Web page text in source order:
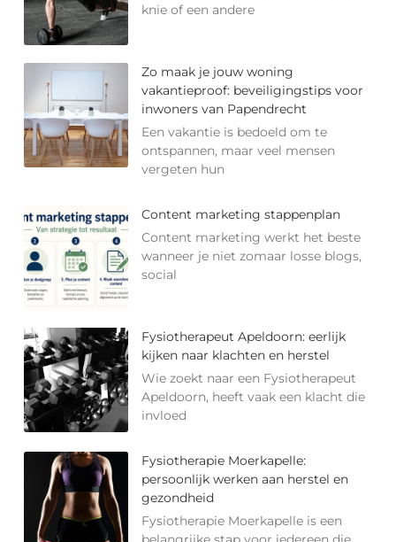
knie of een andere
Zo maak je jouw woning
vakantieproof: beveiligingstips voor
inwoners van Papendrecht
Een vakantie is bedoeld om te
ontspannen, maar veel mensen
vergeten hun
Content marketing stappenplan
Content marketing werkt het beste
wanneer je niet zomaar losse blogs,
social
Fysiotherapeut Apeldoorn: eerlijk
kijken naar klachten en herstel
Wie zoekt naar een Fysiotherapeut
Apeldoorn, heeft vaak een klacht die
invloed
Fysiotherapie Moerkapelle:
persoonlijk werken aan herstel en
gezondheid
Fysiotherapie Moerkapelle is een